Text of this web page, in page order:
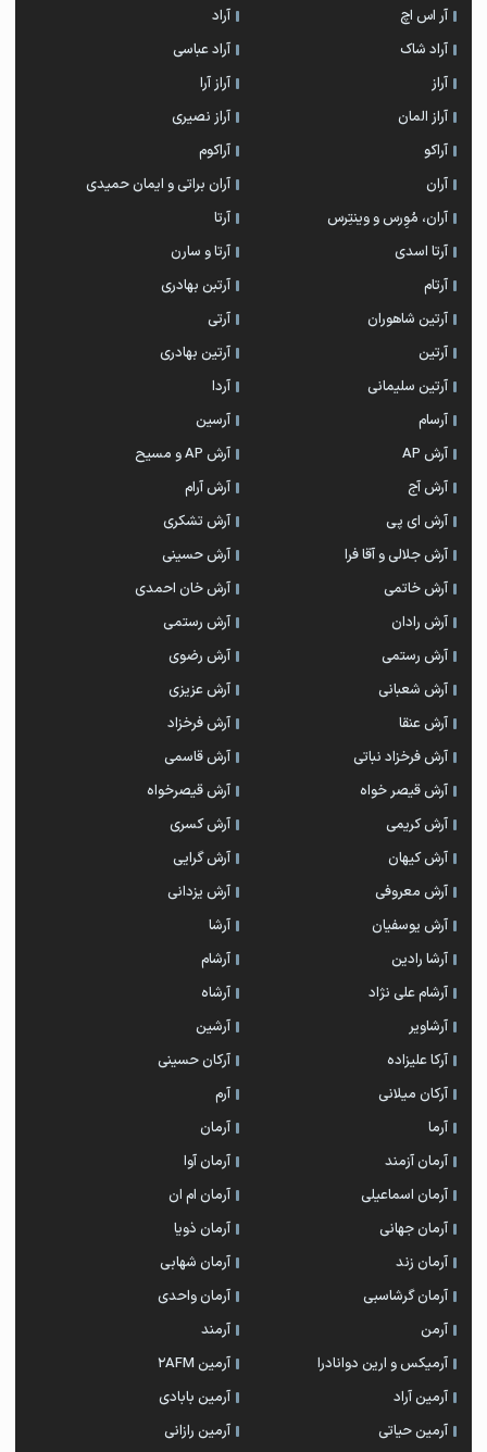
آر اس اچ
آراد
آراد شاک
آراد عباسی
آراز
آراز آرا
آراز المان
آراز نصیری
آراکو
آراکوم
آران
آران براتی و ایمان حمیدی
آران، مُوِرس و وینتِرس
آرتا
آرتا اسدی
آرتا و سارن
آرتام
آرتبن بهادری
آرتين شاهوران
آرتی
آرتین
آرتین بهادری
آرتین سلیمانی
آردا
آرسام
آرسین
آرش AP
آرش AP و مسیح
آرش آج
آرش آرام
آرش ای پی
آرش تشکری
آرش جلالی و آقا فرا
آرش حسینی
آرش خاتمی
آرش خان احمدی
آرش رادان
آرش رستمى
آرش رستمی
آرش رضوی
آرش شعبانی
آرش عزیزی
آرش عنقا
آرش فرخزاد
آرش فرخزاد نباتی
آرش قاسمی
آرش قیصر خواه
آرش قیصرخواه
آرش کریمی
آرش کسری
آرش کیهان
آرش گرایی
آرش معروفی
آرش یزدانی
آرش یوسفیان
آرشا
آرشا رادین
آرشام
آرشام علی نژاد
آرشاه
آرشاویر
آرشین
آرکا علیزاده
آرکان حسینی
آرکان میلانی
آرم
آرما
آرمان
آرمان آزمند
آرمان آوا
آرمان اسماعیلی
آرمان ام ان
آرمان جهانی
آرمان ذویا
آرمان زند
آرمان شهابی
آرمان گرشاسبی
آرمان واحدی
آرمن
آرمند
آرمیکس و ارین دوانادرا
آرمین 2AFM
آرمین آراد
آرمین بابادی
آرمین حیاتی
آرمین رازانی